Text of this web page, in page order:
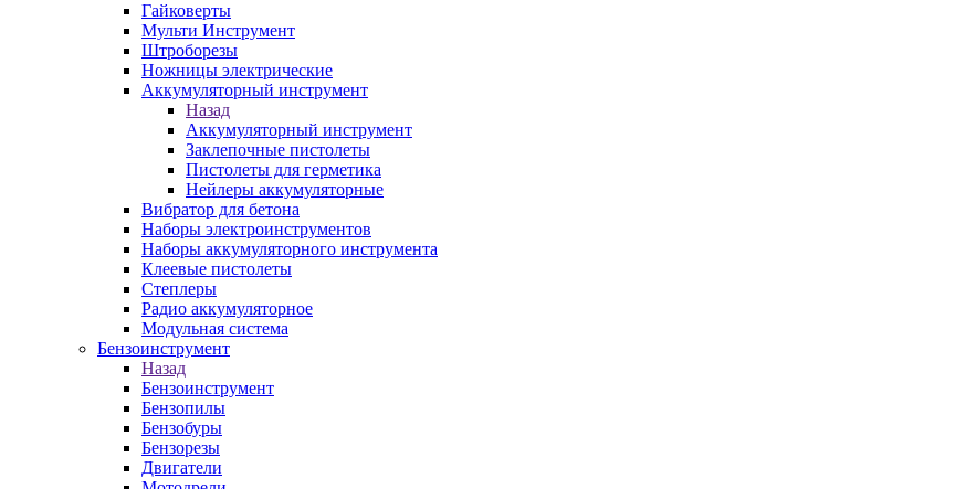
Гайковерты
Мульти Инструмент
Штроборезы
Ножницы электрические
Аккумуляторный инструмент
Назад
Аккумуляторный инструмент
Заклепочные пистолеты
Пистолеты для герметика
Нейлеры аккумуляторные
Вибратор для бетона
Наборы электроинструментов
Наборы аккумуляторного инструмента
Клеевые пистолеты
Степлеры
Радио аккумуляторное
Модульная система
Бензоинструмент
Назад
Бензоинструмент
Бензопилы
Бензобуры
Бензорезы
Двигатели